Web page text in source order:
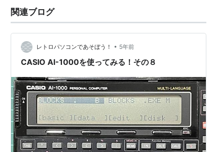
関連ブログ
レトロパソコンであそぼう！ • 5年前
CASIO AI-1000を使ってみる！その８